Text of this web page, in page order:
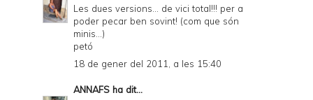
Les dues versions... de vici total!!! per a
poder pecar ben sovint! (com que són
minis...)
petó
18 de gener del 2011, a les 15:40
ANNAFS ha dit...